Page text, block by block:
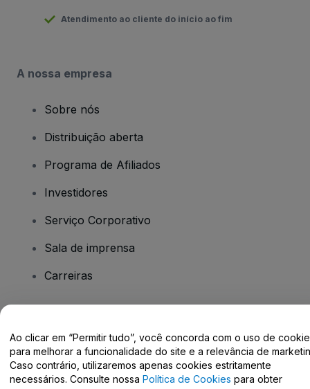
Atendimento ao cliente do início ao fim
A nossa empresa
Sobre nós
Distribuição aberta
Programa de Afiliados
Investidores
Serviço Corporativo
Sala de imprensa
Carreiras
Centro de Ajuda / Fale Conosco
Ao clicar em “Permitir tudo”, você concorda com o uso de
para melhorar a funcionalidade do site e a relevância de
Caso contrário, utilizaremos apenas cookies estritamente
necessários. Consulte nossa Política de Cookies para obter